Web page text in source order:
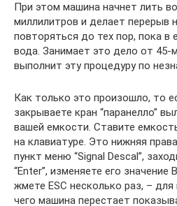
При этом машина начнет лить
миллилитров и делает перерыв
повторяться до тех пор, пока в
вода. Занимает это дело от 45-
выполнит эту процедуру по
Как только это произошло, то
закрываете кран “паранелло”
вашей емкости. Ставите
на клавиатуре. Это нижняя
пункт меню “Signal Descal”,
“Enter”, изменяете его значение
жмете ESC несколько раз, –
чего машина перестает